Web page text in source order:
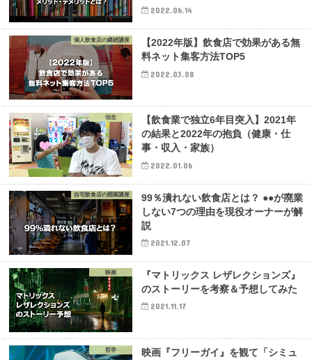
2022.06.14
個人飲食店の継続講座
【2022年版】飲食店で効果がある無
料ネット集客方法TOP5
2022.03.08
信念
【飲食業で独立6年目突入】2021年
の結果と2022年の抱負（健康・仕
事・収入・家族）
2022.01.06
自宅飲食店の開業講座
99％潰れない飲食店とは？ ●●が廃業
しない7つの理由を現役オーナーが解
説
2021.12.07
映画
『マトリックス レザレクションズ』
のストーリーを考察＆予想してみた
2021.11.17
哲学
映画『フリーガイ』を観て「シミュ